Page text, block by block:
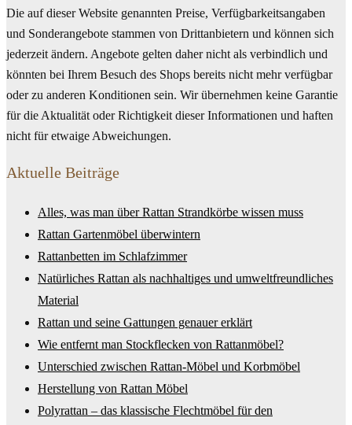
Die auf dieser Website genannten Preise, Verfügbarkeitsangaben
und Sonderangebote stammen von Drittanbietern und können sich
jederzeit ändern. Angebote gelten daher nicht als verbindlich und
könnten bei Ihrem Besuch des Shops bereits nicht mehr verfügbar
oder zu anderen Konditionen sein. Wir übernehmen keine Garantie
für die Aktualität oder Richtigkeit dieser Informationen und haften
nicht für etwaige Abweichungen.
Aktuelle Beiträge
Alles, was man über Rattan Strandkörbe wissen muss
Rattan Gartenmöbel überwintern
Rattanbetten im Schlafzimmer
Natürliches Rattan als nachhaltiges und umweltfreundliches
Material
Rattan und seine Gattungen genauer erklärt
Wie entfernt man Stockflecken von Rattanmöbel?
Unterschied zwischen Rattan-Möbel und Korbmöbel
Herstellung von Rattan Möbel
Polyrattan – das klassische Flechtmöbel für den